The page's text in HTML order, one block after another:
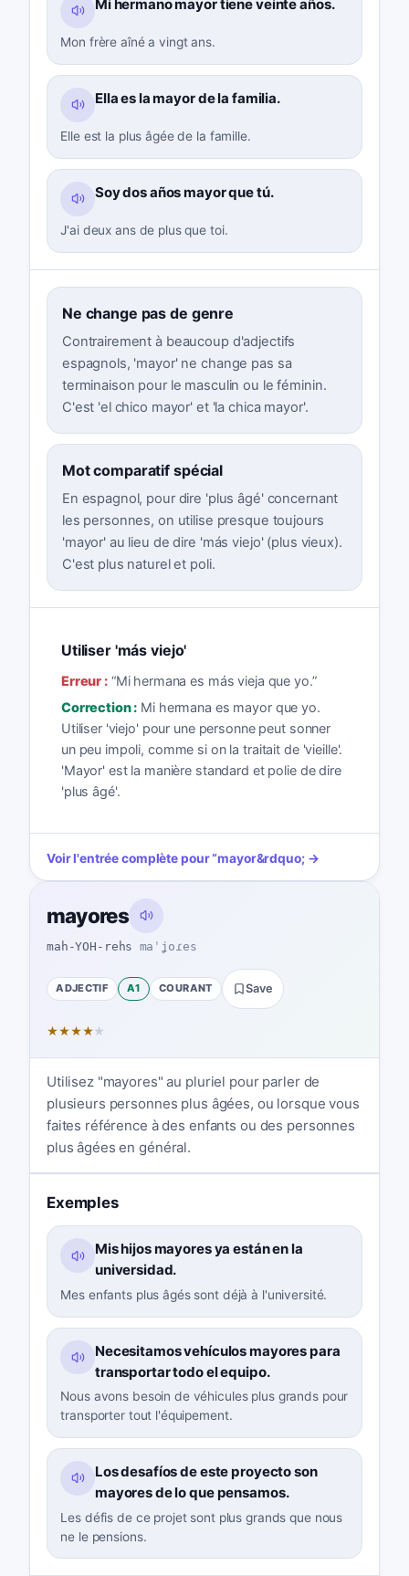
Mi hermano mayor tiene veinte años.
Mon frère aîné a vingt ans.
Ella es la mayor de la familia.
Elle est la plus âgée de la famille.
Soy dos años mayor que tú.
J'ai deux ans de plus que toi.
Ne change pas de genre
Contrairement à beaucoup d'adjectifs
espagnols, 'mayor' ne change pas sa
terminaison pour le masculin ou le féminin.
C'est 'el chico mayor' et 'la chica mayor'.
Mot comparatif spécial
En espagnol, pour dire 'plus âgé' concernant
les personnes, on utilise presque toujours
'mayor' au lieu de dire 'más viejo' (plus vieux).
C'est plus naturel et poli.
Utiliser 'más viejo'
Erreur :“Mi hermana es más vieja que yo.”
Correction : Mi hermana es mayor que yo.
Utiliser 'viejo' pour une personne peut sonner
un peu impoli, comme si on la traitait de 'vieille'.
'Mayor' est la manière standard et polie de dire
'plus âgé'.
Voir l'entrée complète pour“mayor&rdquo; →
mayores
mah-YOH-rehs maˈʝoɾes
ADJECTIF A1 COURANT Save
★★★★★
Utilisez "mayores" au pluriel pour parler de
plusieurs personnes plus âgées, ou lorsque vous
faites référence à des enfants ou des personnes
plus âgées en général.
Exemples
Mis hijos mayores ya están en la
universidad.
Mes enfants plus âgés sont déjà à l'université.
Necesitamos vehículos mayores para
transportar todo el equipo.
Nous avons besoin de véhicules plus grands pour
transporter tout l'équipement.
Los desafíos de este proyecto son
mayores de lo que pensamos.
Les défis de ce projet sont plus grands que nous
ne le pensions.